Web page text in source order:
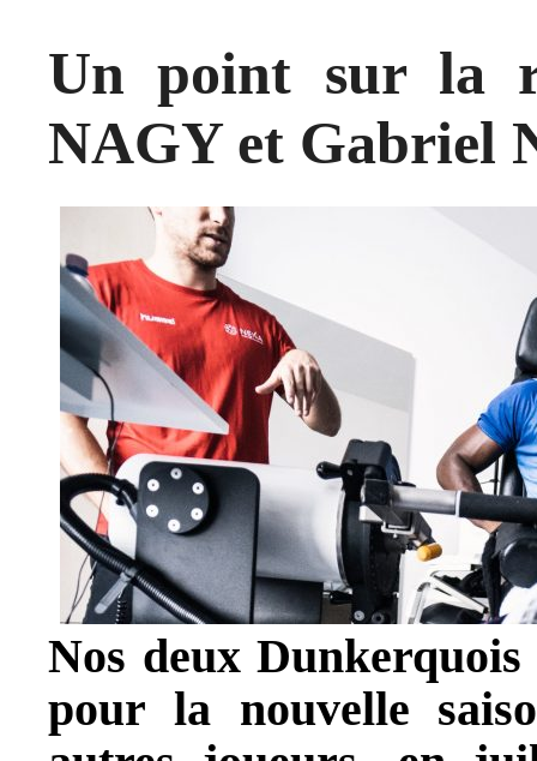
Un point sur la
NAGY et Gabriel
Nos deux
pour la nouvelle